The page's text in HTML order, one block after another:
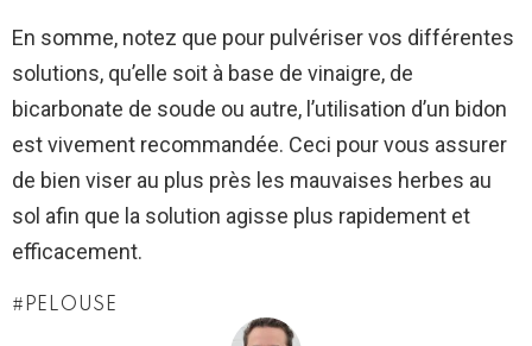
En somme, notez que pour pulvériser vos différentes
solutions, qu’elle soit à base de vinaigre, de
bicarbonate de soude ou autre, l’utilisation d’un bidon
est vivement recommandée. Ceci pour vous assurer
de bien viser au plus près les mauvaises herbes au
sol afin que la solution agisse plus rapidement et
efficacement.
PELOUSE